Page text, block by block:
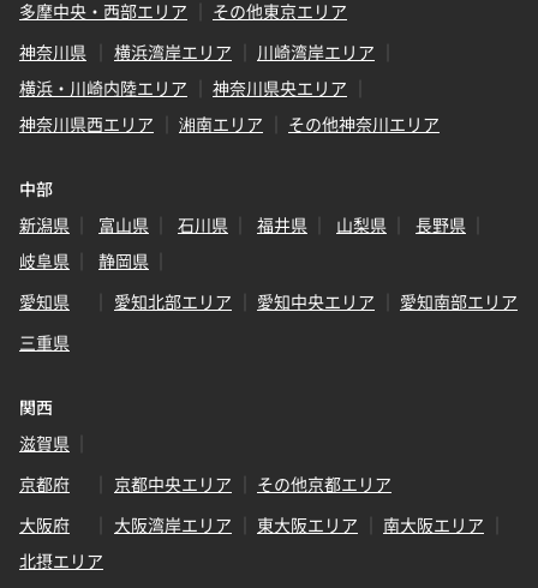
多摩中央・西部エリア
その他東京エリア
神奈川県
横浜湾岸エリア
川崎湾岸エリア
横浜・川崎内陸エリア
神奈川県央エリア
神奈川県西エリア
湘南エリア その他神奈川エリア
中部
新潟県
富山県 石川県 福井県 山梨県
長野県
岐阜県
静岡県
愛知県
愛知北部エリア 愛知中央エリア
愛知南部エリア
三重県
関西
滋賀県
京都府
京都中央エリア
その他京都エリア
大阪府
大阪湾岸エリア 東大阪エリア
南大阪エリア
北摂エリア